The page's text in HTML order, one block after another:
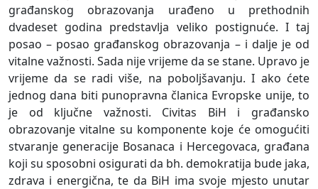
građanskog obrazovanja urađeno u prethodnih
dvadeset godina predstavlja veliko postignuće. I taj
posao – posao građanskog obrazovanja – i dalje je od
vitalne važnosti. Sada nije vrijeme da se stane. Upravo je
vrijeme da se radi više, na poboljšavanju. I ako ćete
jednog dana biti punopravna članica Evropske unije, to
je od ključne važnosti. Civitas BiH i građansko
obrazovanje vitalne su komponente koje će omogućiti
stvaranje generacije Bosanaca i Hercegovaca, građana
koji su sposobni osigurati da bh. demokratija bude jaka,
zdrava i energična, te da BiH ima svoje mjesto unutar